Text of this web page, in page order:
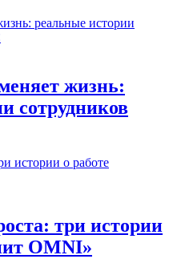
жизнь:
сотрудников
три истории
OMNI»